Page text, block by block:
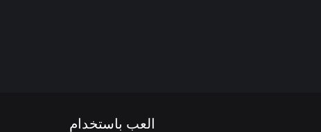
العب باستخدام